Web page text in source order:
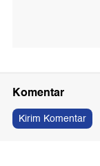
Komentar
Kirim Komentar